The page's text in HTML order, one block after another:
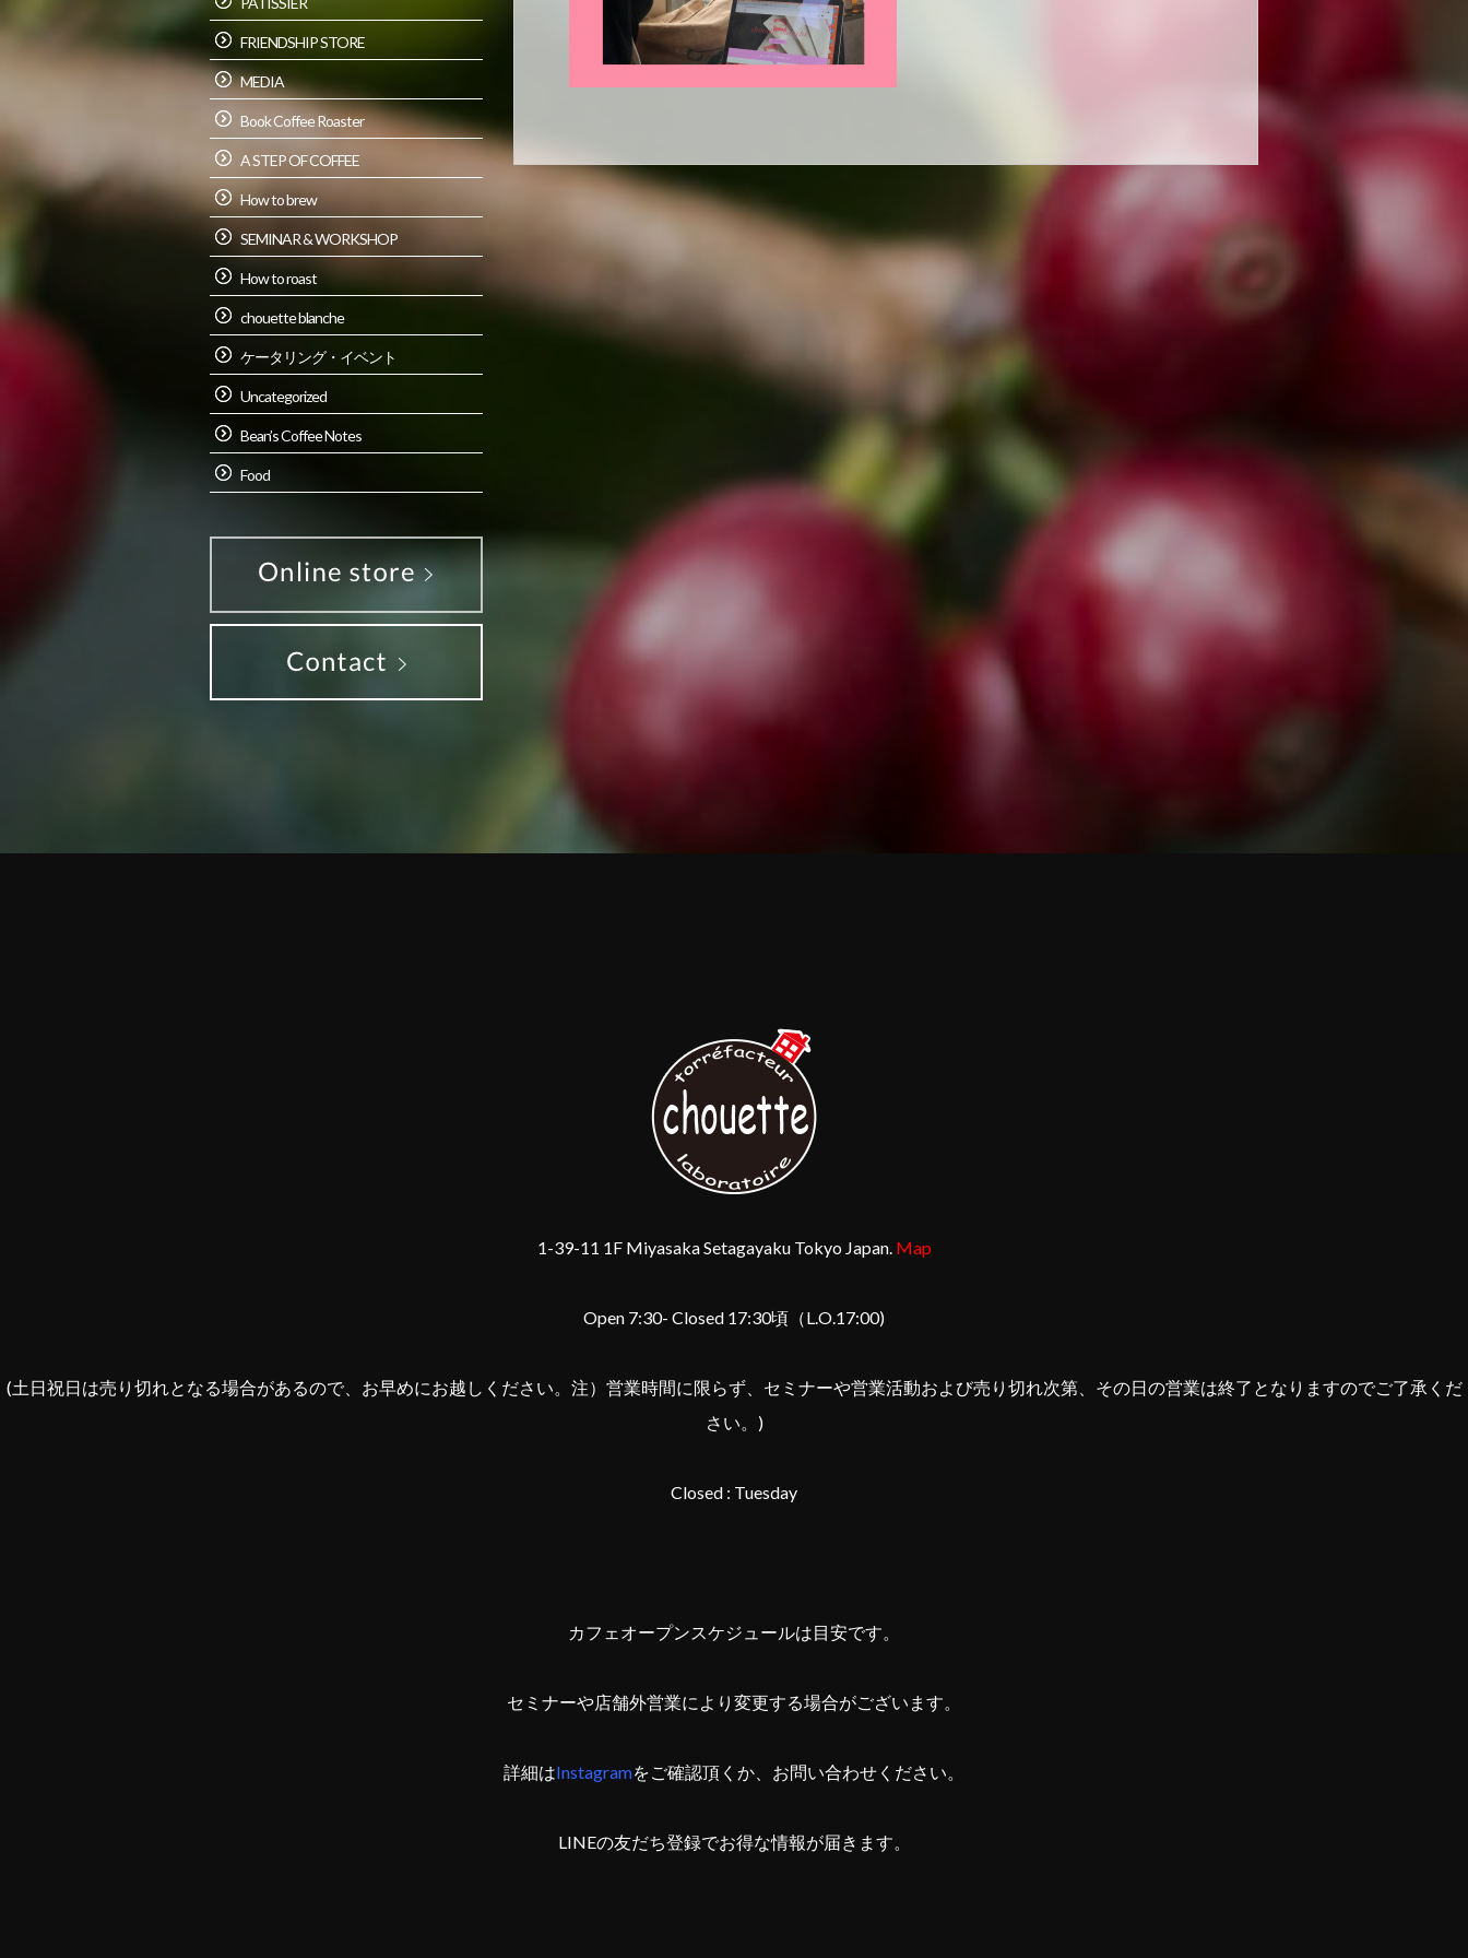
FRIENDSHIP STORE
MEDIA
Book Coffee Roaster
A STEP OF COFFEE
How to brew
SEMINAR & WORKSHOP
How to roast
chouette blanche
ケータリング・イベント
Uncategorized
Bean’s Coffee Notes
Food
1-39-11 1F Miyasaka Setagayaku Tokyo Japan. Map
Open 7:30- Closed 17:30頃（L.O.17:00)
(土日祝日は売り切れとなる場合があるので、お早めにお越しください。注）営業時間に限らず、セミナーや営業活動および売り切れ次第、その日の営業は終了となりますのでご了承くだ
さい。)
Closed : Tuesday
カフェオープンスケジュールは目安です。
セミナーや店舗外営業により変更する場合がございます。
詳細はInstagramをご確認頂くか、お問い合わせください。
LINEの友だち登録でお得な情報が届きます。